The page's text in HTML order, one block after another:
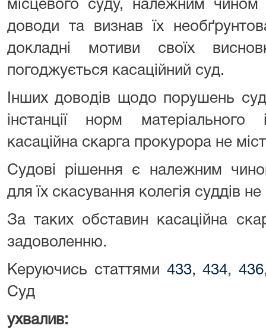
місцевого суду, належним чином
доводи та визнав їх
докладні мотиви своїх
погоджується касаційний суд.
Інших доводів щодо порушень
інстанції норм
касаційна скарга прокурора не
Судові рішення є належним
для їх скасування колегія суддів
За таких обставин касаційна
задоволенню.
Керуючись статтями 433,434, 436
Суд
ухвалив: